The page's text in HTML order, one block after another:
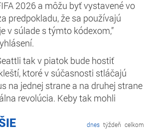
2026 a môžu byť vystavené vo
predpokladu, že sa používajú
v súlade s týmto kódexom,”
tak v piatok bude hostiť
ktoré v súčasnosti stláčajú
na jednej strane a na druhej strane
revolúcia. Keby tak mohli
dnes týždeň celkom